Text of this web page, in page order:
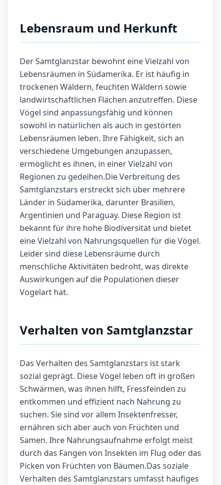
Lebensraum und Herkunft
Der Samtglanzstar bewohnt eine Vielzahl von
Lebensräumen in Südamerika. Er ist häufig in
trockenen Wäldern, feuchten Wäldern sowie
landwirtschaftlichen Flächen anzutreffen. Diese
Vögel sind anpassungsfähig und können
sowohl in natürlichen als auch in gestörten
Lebensräumen leben. Ihre Fähigkeit, sich an
verschiedene Umgebungen anzupassen,
ermöglicht es ihnen, in einer Vielzahl von
Regionen zu gedeihen.Die Verbreitung des
Samtglanzstars erstreckt sich über mehrere
Länder in Südamerika, darunter Brasilien,
Argentinien und Paraguay. Diese Region ist
bekannt für ihre hohe Biodiversität und bietet
eine Vielzahl von Nahrungsquellen für die Vögel.
Leider sind diese Lebensräume durch
menschliche Aktivitäten bedroht, was direkte
Auswirkungen auf die Populationen dieser
Vogelart hat.
Verhalten von Samtglanzstar
Das Verhalten des Samtglanzstars ist stark
sozial geprägt. Diese Vögel leben oft in großen
Schwärmen, was ihnen hilft, Fressfeinden zu
entkommen und effizient nach Nahrung zu
suchen. Sie sind vor allem Insektenfresser,
ernähren sich aber auch von Früchten und
Samen. Ihre Nahrungsaufnahme erfolgt meist
durch das Fangen von Insekten im Flug oder das
Picken von Früchten von Bäumen.Das soziale
Verhalten des Samtglanzstars umfasst häufiges